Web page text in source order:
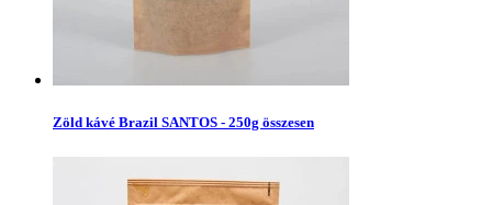
Zöld kávé Brazil SANTOS - 250g összesen